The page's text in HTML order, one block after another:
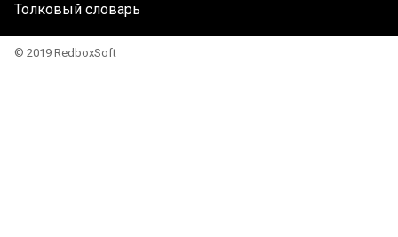
Толковый словарь
© 2019 RedboxSoft